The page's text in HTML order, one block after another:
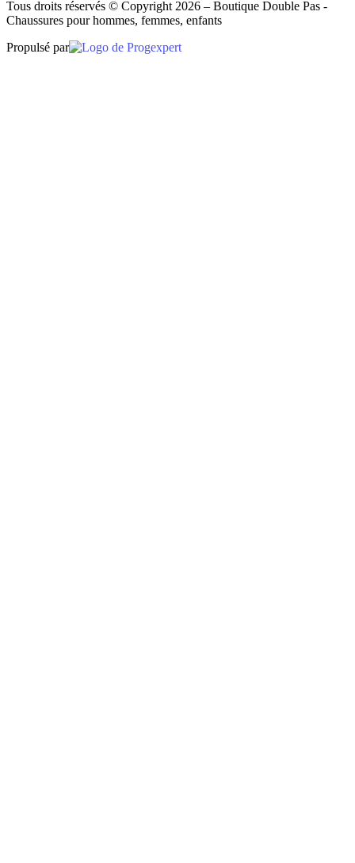
Tous droits réservés © Copyright 2026 – Boutique Double Pas -
Chaussures pour hommes, femmes, enfants
Propulsé par